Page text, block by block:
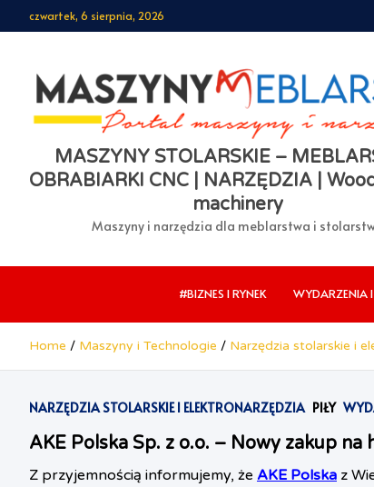
to
czwartek, 6 sierpnia, 2026
MASZYNY STOLARSKIE –
OBRABIARKI CNC | NARZĘDZIA |
machinery
Maszyny i narzędzia dla meblarstwa i
#BIZNES I RYNEK WYDARZENIA
Home Maszyny i Technologie Narzędzia stolarskie i
NARZĘDZIA STOLARSKIE I ELEKTRONARZĘDZIA PIŁY
AKE Polska Sp. z o.o. – Nowy zakup
Z przyjemnością informujemy, że AKE Polska z